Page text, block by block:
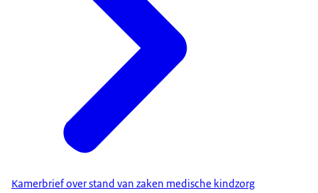
Kamerbrief over stand van zaken medische kindzorg